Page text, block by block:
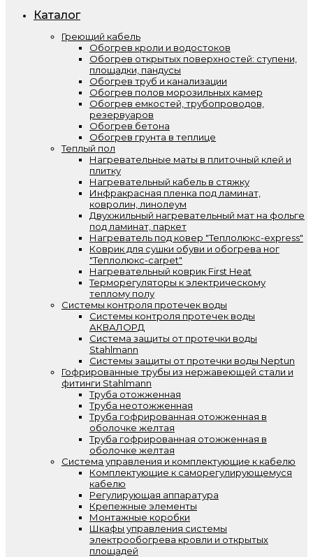
Каталог
Греющий кабель
Обогрев кроли и водостоков
Обогрев открытых поверхностей: ступени,
площадки, пандусы
Обогрев труб и канализации
Обогрев полов морозильных камер
Обогрев емкостей, трубопроводов,
резервуаров
Обогрев бетона
Обогрев грунта в теплице
Теплый пол
Нагревательные маты в плиточный клей и
плитку
Нагревательный кабель в стяжку
Инфракрасная пленка под ламинат,
ковролин, линолеум
Двухжильный нагревательный мат на фольге
под ламинат, паркет
Нагреватель под ковер "Теплолюкс-express"
Коврик для сушки обуви и обогрева ног
"Теплолюкс-carpet"
Нагревательный коврик First Heat
Терморегуляторы к электрическому
теплому полу
Системы контроля протечек воды
Системы контроля протечек воды
АКВАЛОРД
Система защиты от протечки воды
Stahlmann
Системы защиты от протечки воды Neptun
Гофрированные трубы из нержавеющей стали и
фитинги Stahlmann
Труба отожженная
Труба неотожженная
Труба гофрированная отожженная в
оболочке желтая
Труба гофрированная отожженная в
оболочке желтая
Система управления и комплектующие к кабелю
Комплектующие к саморегулирующемуся
кабелю
Регулирующая аппаратура
Крепежные элементы
Монтажные коробки
Шкафы управления системы
электрообогрева кровли и открытых
площадей